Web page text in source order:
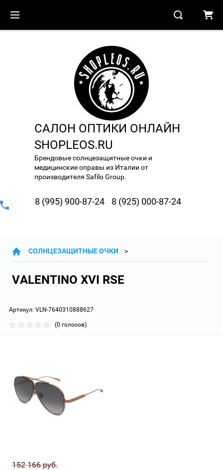
САЛОН ОПТИКИ ОНЛАЙН
SHOPLEOS.RU
Брендовые солнцезащитные очки и
медицинские оправы из Италии от
производителя Safilo Group.
8 (995) 900-87-24 8 (925) 000-87-24
СОЛНЦЕЗАЩИТНЫЕ ОЧКИ
VALENTINO XVI RSE
Артикул: VLN-7640310888627
(0 голосов)
152 166 руб.